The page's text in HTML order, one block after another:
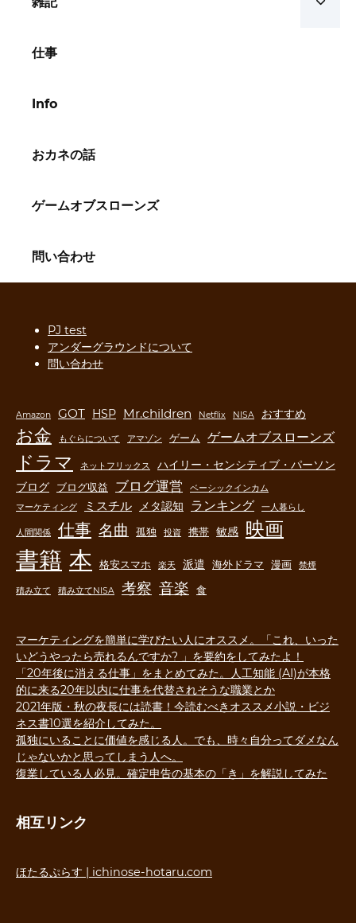
仕事
Info
おカネの話
ゲームオブスローンズ
問い合わせ
PJ test
アンダーグラウンドについて
問い合わせ
Amazon GOT HSP Mr.children Netflix NISA おすすめ
お金 もぐらについて アマゾン ゲーム ゲームオブスローンズ
ドラマ ネットフリックス
ハイリー・センシティブ・パーソン
ブログ
ブログ収益 ブログ運営
ベーシックインカム
マーケティング
ミスチル メタ認知 ランキング 一人暮らし
人間関係 仕事 名曲 孤独 投資 携帯 敏感 映画
書籍 本 格安スマホ 楽天 派遣 海外ドラマ 漫画 禁煙
積み立て 積み立てNISA 考察 音楽 食
マーケティングを簡単に学びたい人にオススメ。「これ、いった
いどうやったら売れるんですか? 」を要約をしてみたよ！
「20年後に消える仕事」をまとめてみた。人工知能 (AI)が本格
的に来る20年以内に仕事を代替されそうな職業とか
2021年版・秋の夜長には読書！今読むべきオススメ小説・ビジ
ネス書10選を紹介してみた。
孤独にいることに価値を感じる人。でも、時々自分ってダメなん
じゃないかと思ってしまう人へ。
復業している人必見。確定申告の基本の「き」を解説してみた
相互リンク
ほたるぷらす | ichinose-hotaru.com